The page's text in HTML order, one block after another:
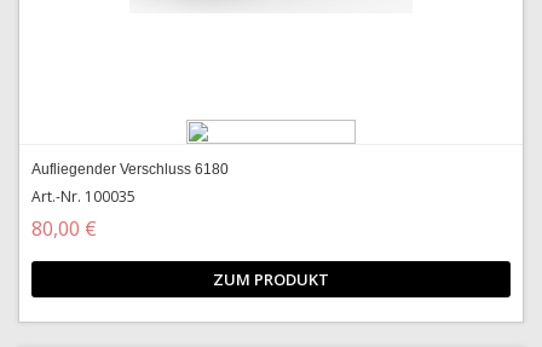
Aufliegender Verschluss 6180
Art.-Nr. 100035
80,00 €
ZUM PRODUKT